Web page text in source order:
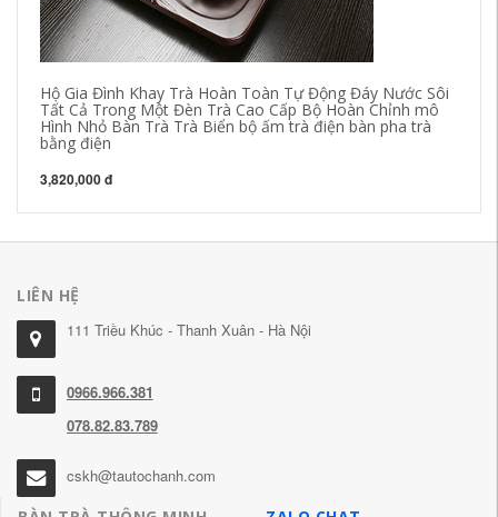
Hộ Gia Đình Khay Trà Hoàn Toàn Tự Động Đáy Nước Sôi
Tất Cả Trong Một Đèn Trà Cao Cấp Bộ Hoàn Chỉnh mô
Hình Nhỏ Bàn Trà Trà Biển bộ ấm trà điện bàn pha trà
bằng điện
3,820,000 đ
LIÊN HỆ
111 Triều Khúc - Thanh Xuân - Hà Nội
0966.966.381
078.82.83.789
cskh@tautochanh.com